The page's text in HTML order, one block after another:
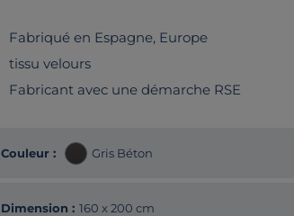
Fabriqué en Espagne, Europe
tissu velours
Fabricant avec une démarche RSE
Couleur : Gris Béton
Dimension : 160 x 200 cm